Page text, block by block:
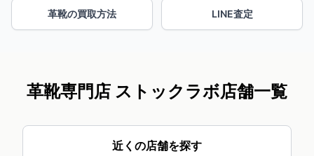
革靴の買取方法 LINE査定
革靴専門店 ストックラボ店舗一覧
近くの店舗を探す